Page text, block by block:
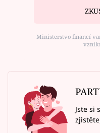
Ministerstvo financí
Jste si